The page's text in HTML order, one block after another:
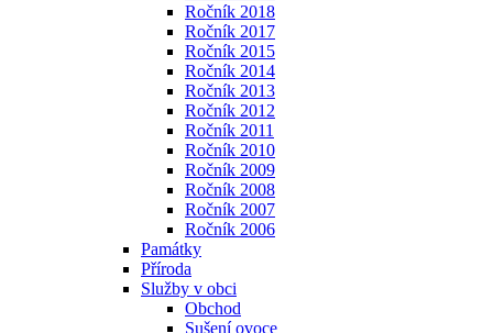
Ročník 2018
Ročník 2017
Ročník 2015
Ročník 2014
Ročník 2013
Ročník 2012
Ročník 2011
Ročník 2010
Ročník 2009
Ročník 2008
Ročník 2007
Ročník 2006
Památky
Příroda
Služby v obci
Obchod
Sušení ovoce